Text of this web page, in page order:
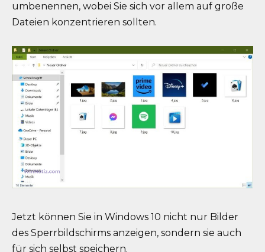
umbenennen, wobei Sie sich vor allem auf große
Dateien konzentrieren sollten.
Jetzt können Sie in Windows 10 nicht nur Bilder
des Sperrbildschirms anzeigen, sondern sie auch
für sich selbst speichern.